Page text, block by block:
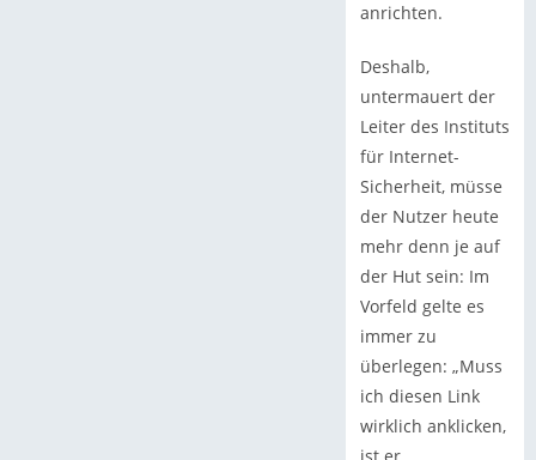
anrichten.
Deshalb,
untermauert der
Leiter des Instituts
für Internet-
Sicherheit, müsse
der Nutzer heute
mehr denn je auf
der Hut sein: Im
Vorfeld gelte es
immer zu
überlegen: „Muss
ich diesen Link
wirklich anklicken,